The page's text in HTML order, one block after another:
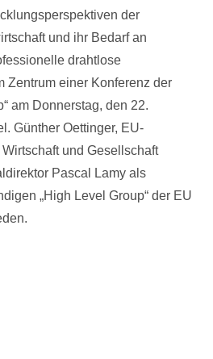
der
und ihr Bedarf an
drahtlose
Zentrum einer Konferenz der
am Donnerstag, den 22.
Günther Oettinger, EU-
und Gesellschaft
Pascal Lamy als
„High Level Group“ der EU